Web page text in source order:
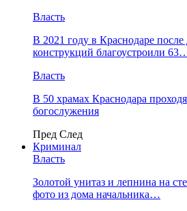
Власть
В 2021 году в Краснодаре
конструкций благоустроили
Власть
В 50 храмах Краснодара
богослужения
Пред След
Криминал
Власть
​Золотой унитаз и лепнина на
фото из дома начальника…